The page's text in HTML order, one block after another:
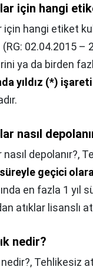
için hangi
için hangi etiket
02.04.2015 –
ya da birden
yıldız (*)
nasıl
depolanır?,
geçici
en fazla 1 yıl
atıklar lisanslı
nedir?
Tehlikesiz